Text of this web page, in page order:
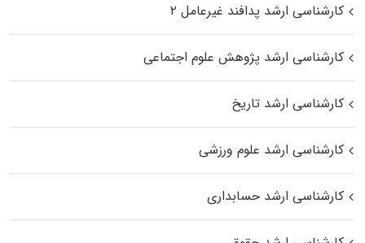
کارشناسی ارشد پدافند غیرعامل ۲
کارشناسی ارشد پژوهش علوم اجتماعی
کارشناسی ارشد تاریخ
کارشناسی ارشد علوم ورزشی
کارشناسی ارشد حسابداری